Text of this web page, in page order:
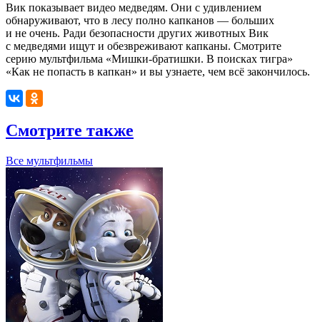
Вик показывает видео медведям. Они с удивлением
обнаруживают, что в лесу полно капканов — больших
и не очень. Ради безопасности других животных Вик
с медведями ищут и обезвреживают капканы. Смотрите
серию мультфильма «Мишки-братишки. В поисках тигра»
«Как не попасть в капкан» и вы узнаете, чем всё закончилось.
Смотрите также
Все мультфильмы